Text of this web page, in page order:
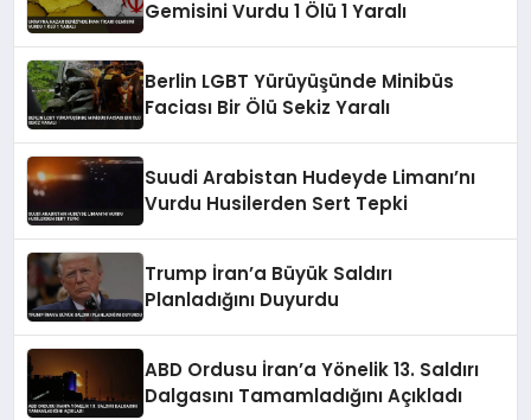
Gemisini Vurdu 1 Ölü 1 Yaralı
Berlin LGBT Yürüyüşünde Minibüs
Faciası Bir Ölü Sekiz Yaralı
Suudi Arabistan Hudeyde Limanı’nı
Vurdu Husilerden Sert Tepki
Trump İran’a Büyük Saldırı
Planladığını Duyurdu
ABD Ordusu İran’a Yönelik 13. Saldırı
Dalgasını Tamamladığını Açıkladı